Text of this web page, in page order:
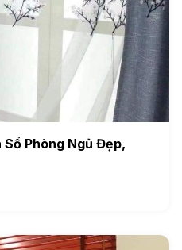
Sổ Phòng Ngủ Đẹp,